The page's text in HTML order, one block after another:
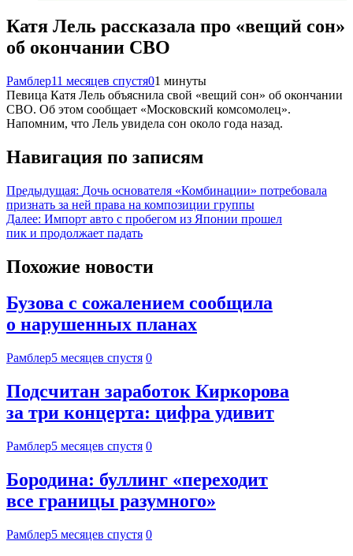
Катя Лель рассказала про «вещий сон»
об окончании СВО
Рамблер11 месяцев спустя01 минуты
Певица Катя Лель объяснила свой «вещий сон» об окончании
СВО. Об этом сообщает «Московский комсомолец».
Напомним, что Лель увидела сон около года назад.
Навигация по записям
Предыдущая: Дочь основателя «Комбинации» потребовала
признать за ней права на композиции группы
Далее: Импорт авто с пробегом из Японии прошел
пик и продолжает падать
Похожие новости
Бузова с сожалением сообщила
о нарушенных планах
Рамблер5 месяцев спустя 0
Подсчитан заработок Киркорова
за три концерта: цифра удивит
Рамблер5 месяцев спустя 0
Бородина: буллинг «переходит
все границы разумного»
Рамблер5 месяцев спустя 0